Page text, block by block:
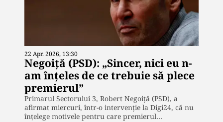
22 Apr. 2026, 13:30
Negoiță (PSD): „Sincer, nici eu n-
am înțeles de ce trebuie să plece
premierul”
Primarul Sectorului 3, Robert Negoiță (PSD), a
afirmat miercuri, într-o intervenție la Digi24, că nu
înțelege motivele pentru care premierul…